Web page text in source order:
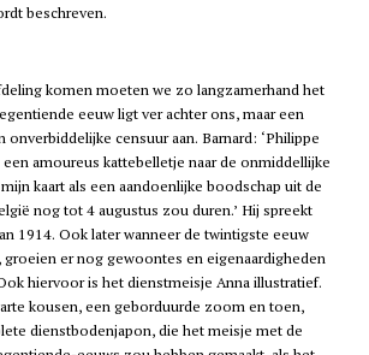
beschreven.
komen moeten we zo langzamerhand het
eeuw ligt ver achter ons, maar een
censuur aan. Barnard: ‘Philippe
amoureus kattebelletje naar de onmiddellijke
kaart als een aandoenlijke boodschap uit de
nog tot 4 augustus zou duren.’ Hij spreekt
1914. Ook later wanneer de twintigste eeuw
er nog gewoontes en eigenaardigheden
hiervoor is het dienstmeisje Anna illustratief.
kousen, een geborduurde zoom en toen,
dienstbodenjapon, die het meisje met de